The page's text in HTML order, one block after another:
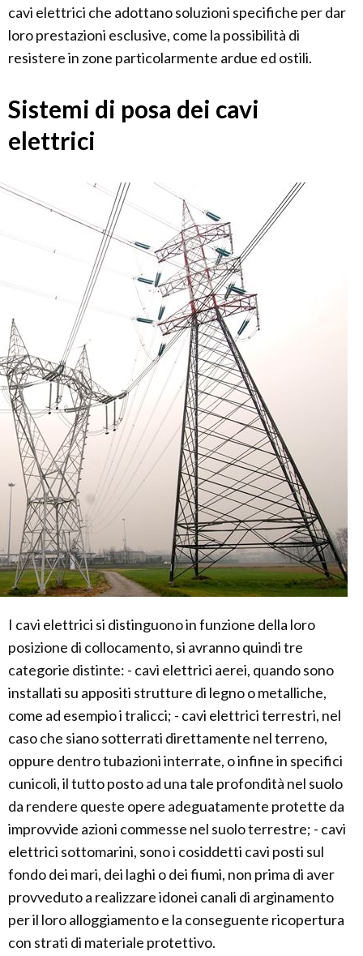
cavi elettrici che adottano soluzioni specifiche per dar
loro prestazioni esclusive, come la possibilità di
resistere in zone particolarmente ardue ed ostili.
Sistemi di posa dei cavi
elettrici
I cavi elettrici si distinguono in funzione della loro
posizione di collocamento, si avranno quindi tre
categorie distinte: - cavi elettrici aerei, quando sono
installati su appositi strutture di legno o metalliche,
come ad esempio i tralicci; - cavi elettrici terrestri, nel
caso che siano sotterrati direttamente nel terreno,
oppure dentro tubazioni interrate, o infine in specifici
cunicoli, il tutto posto ad una tale profondità nel suolo
da rendere queste opere adeguatamente protette da
improvvide azioni commesse nel suolo terrestre; - cavi
elettrici sottomarini, sono i cosiddetti cavi posti sul
fondo dei mari, dei laghi o dei fiumi, non prima di aver
provveduto a realizzare idonei canali di arginamento
per il loro alloggiamento e la conseguente ricopertura
con strati di materiale protettivo.